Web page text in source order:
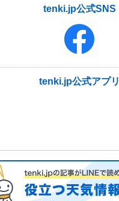
tenki.jp公式SNS
tenki.jp公式アプリ